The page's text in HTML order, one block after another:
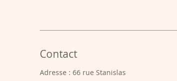
Contact
Adresse : 66 rue Stanislas